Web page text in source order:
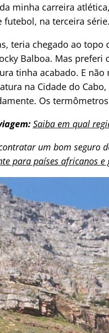
minha carreira
futebol, na terceira
teria chegado ao
Balboa. Mas preferi
tinha acabado. E
na Cidade do
Os termômetros
Saiba em qual
um bom seguro
para países africanos